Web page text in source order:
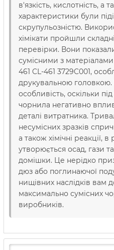
в'язкість, кислотність, а
характеристики були
скрупульозністю.
хімікати пройшли
перевірки. Вони
сумісними з
461 CL-461 3729C001,
друкувальною
особливість, оскільки
чорнила негативно
деталі витратника.
несумісних зразків
а також хімічні реакції, в
утворюється осад, гази
домішки. Це нерідко
дюз або поглинаючої
нищівних наслідків вам
максимально сумісних
виробників.